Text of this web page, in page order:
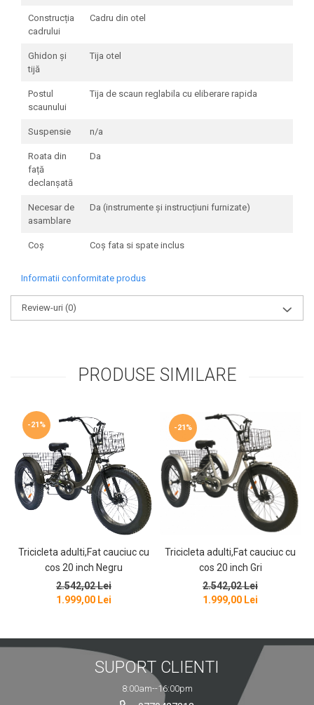
Construcția
cadrului
Cadru din otel
Ghidon și
tijă
Tija otel
Postul
scaunului
Tija de scaun reglabila cu eliberare rapida
Suspensie n/a
Roata din
față
declanșată
Da
Necesar de
asamblare
Da (instrumente și instrucțiuni furnizate)
Coş Coș fata si spate inclus
Informatii conformitate produs
Review-uri (0)
PRODUSE SIMILARE
-21%
Tricicleta adulti,Fat cauciuc cu
cos 20 inch Negru
2.542,02 Lei
1.999,00 Lei
-21%
Tricicleta adulti,Fat cauciuc cu
cos 20 inch Gri
2.542,02 Lei
1.999,00 Lei
SUPORT CLIENTI
8:00am--16:00pm